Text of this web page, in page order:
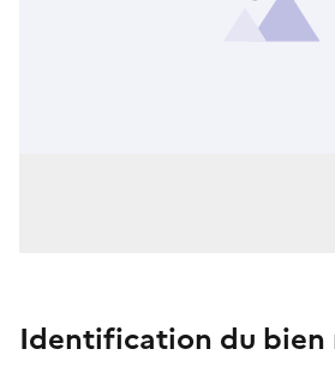
Identification du bien